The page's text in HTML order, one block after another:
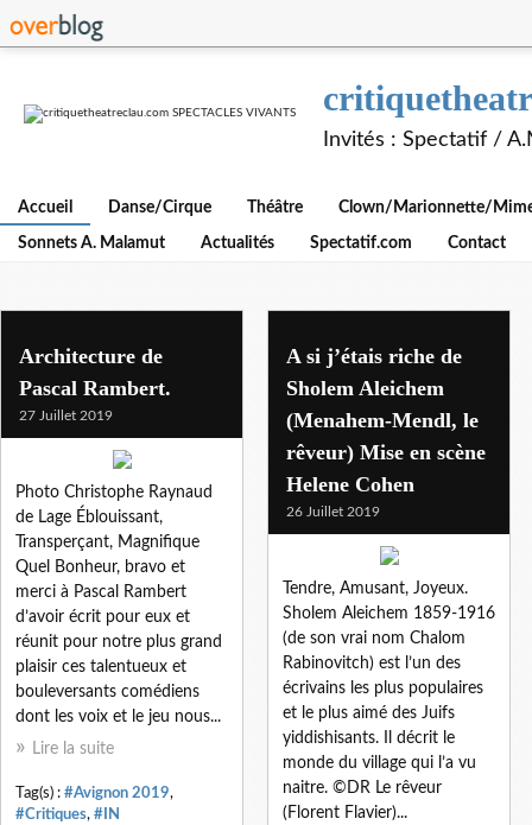
Invités : Spectatif /
Accueil Danse/Cirque Théâtre Clown/Marionnette/
Sonnets A. Malamut Actualités Spectatif.com Contact
Architecture de
Pascal Rambert.
27 Juillet 2019
Photo Christophe Raynaud
de Lage Éblouissant,
Transperçant, Magnifique
Quel Bonheur, bravo et
merci à Pascal Rambert
d’avoir écrit pour eux et
réunit pour notre plus grand
plaisir ces talentueux et
bouleversants comédiens
dont les voix et le jeu nous...
Lire la suite
Tag(s) : #Avignon 2019,
#Critiques, #IN
A si j’étais riche de
Sholem Aleichem
(Menahem-Mendl, le
rêveur) Mise en scène
Helene Cohen
26 Juillet 2019
Tendre, Amusant, Joyeux.
Sholem Aleichem 1859-1916
(de son vrai nom Chalom
Rabinovitch) est l’un des
écrivains les plus populaires
et le plus aimé des Juifs
yiddishisants. Il décrit le
monde du village qui l’a vu
naitre. ©DR Le rêveur
(Florent Flavier)...